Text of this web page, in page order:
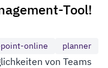
Tool!
online planner
von Teams